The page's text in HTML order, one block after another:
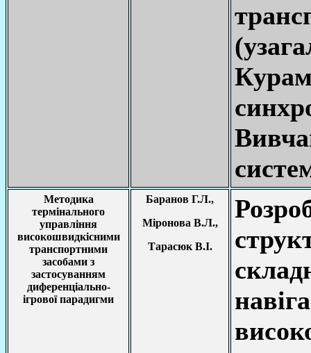
Методика
термінального
управління
високошвидкісними
транспортними
засобами з
застосуванням
диференціально-
ігрової парадигми
Баранов Г.Л.,
Міронова В.Л.,
Тарасюк В.І.